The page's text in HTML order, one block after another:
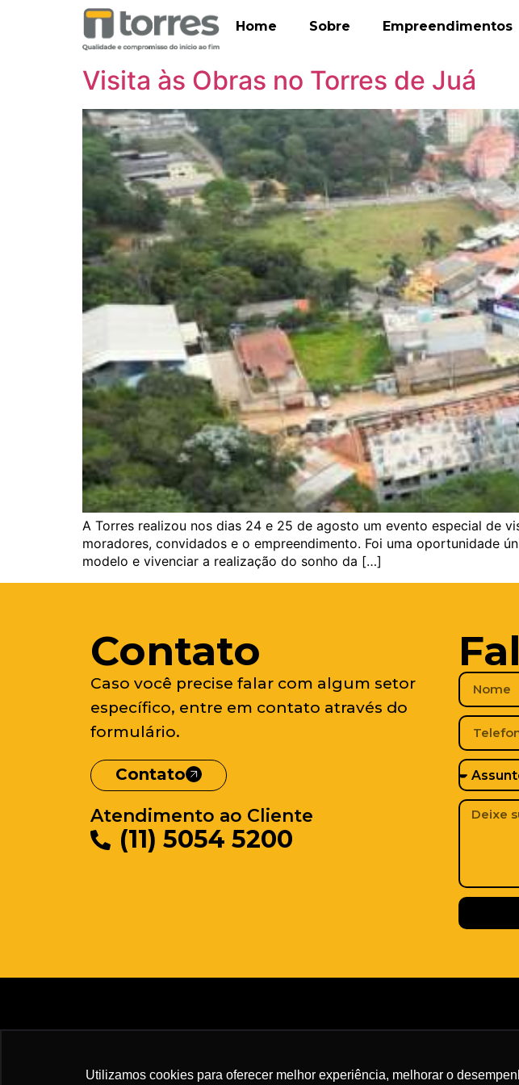
Utilizamos cookies para oferecer melhor experiência, melhorar o
Home Sobre Empreendimentos
Visita às Obras no Torres de Juá
A Torres realizou nos dias 24 e 25 de agosto um evento especial de
moradores, convidados e o empreendimento. Foi uma oportunidade
modelo e vivenciar a realização do sonho da […]
Contato
Caso você precise falar com algum setor
específico, entre em contato através do
formulário.
Contato
Atendimento ao Cliente
(11) 5054 5200